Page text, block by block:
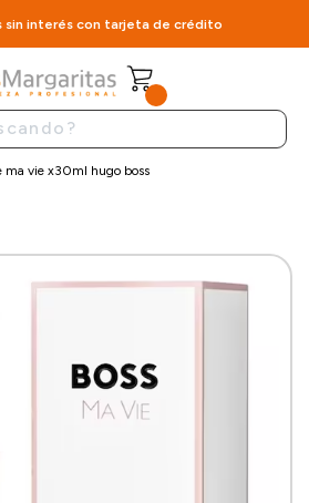
sin interés con tarjeta de crédito
ma vie x30ml hugo boss